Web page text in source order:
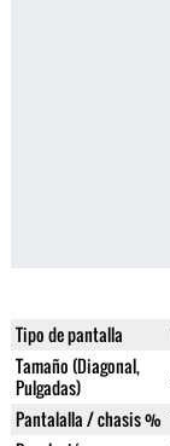
Tipo de pantalla
Tamaño (Diagonal,
Pulgadas)
Pantalalla / chasis %